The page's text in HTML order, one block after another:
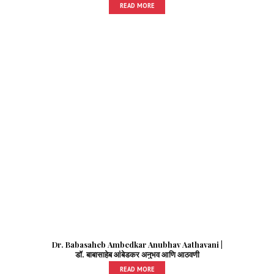
READ MORE
Dr. Babasaheb Ambedkar Anubhav Aathavani |
डॉ. बाबासाहेब आंबेडकर अनुभव आणि आठवणी
READ MORE